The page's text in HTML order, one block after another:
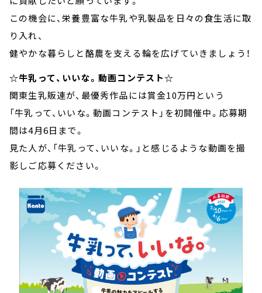
この機会に、栄養豊富な牛乳や乳製品を日々の食生活に取
り入れ、
健やかな暮らしと酪農を支える輪を広げていきましょう！
☆牛乳って、いいな。動画コンテスト☆
関東生乳販連が、最優秀作品には賞金10万円という
「牛乳って、いいな。動画コンテスト」を初開催中。応募期
間は4月6日まで。
見た人が、「牛乳って、いいな。」と感じるような動画を撮
影しご応募ください。